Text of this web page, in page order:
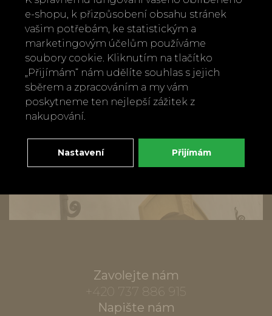
Zavolejte nám
+420 737 886 915
Napište nám
e-shopu, k přizpůsobení obsahu stránek
vašim potřebám, ke statistickým a
marketingovým účelům používáme
soubory cookie. Kliknutím na tlačítko
„Přijímám“ nám udělíte souhlas s jejich
sběrem a zpracováním a my vám
poskytneme ten nejlepší zážitek z
nakupování.
Nastavení Přijímám